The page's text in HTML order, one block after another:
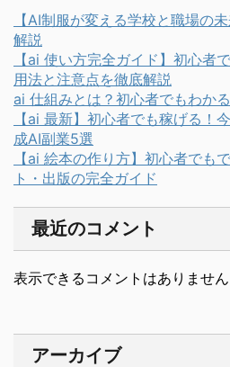
【AI制服が変える学校と職場の
解説
【ai 使い方完全ガイド】初心者
用法と注意点を徹底解説
ai 仕組みとは？初心者でもわか
【ai 最新】初心者でも稼げる！
成AI副業5選
【ai 絵本の作り方】初心者でも
ト・出版の完全ガイド
最近のコメント
表示できるコメントはありません
アーカイブ